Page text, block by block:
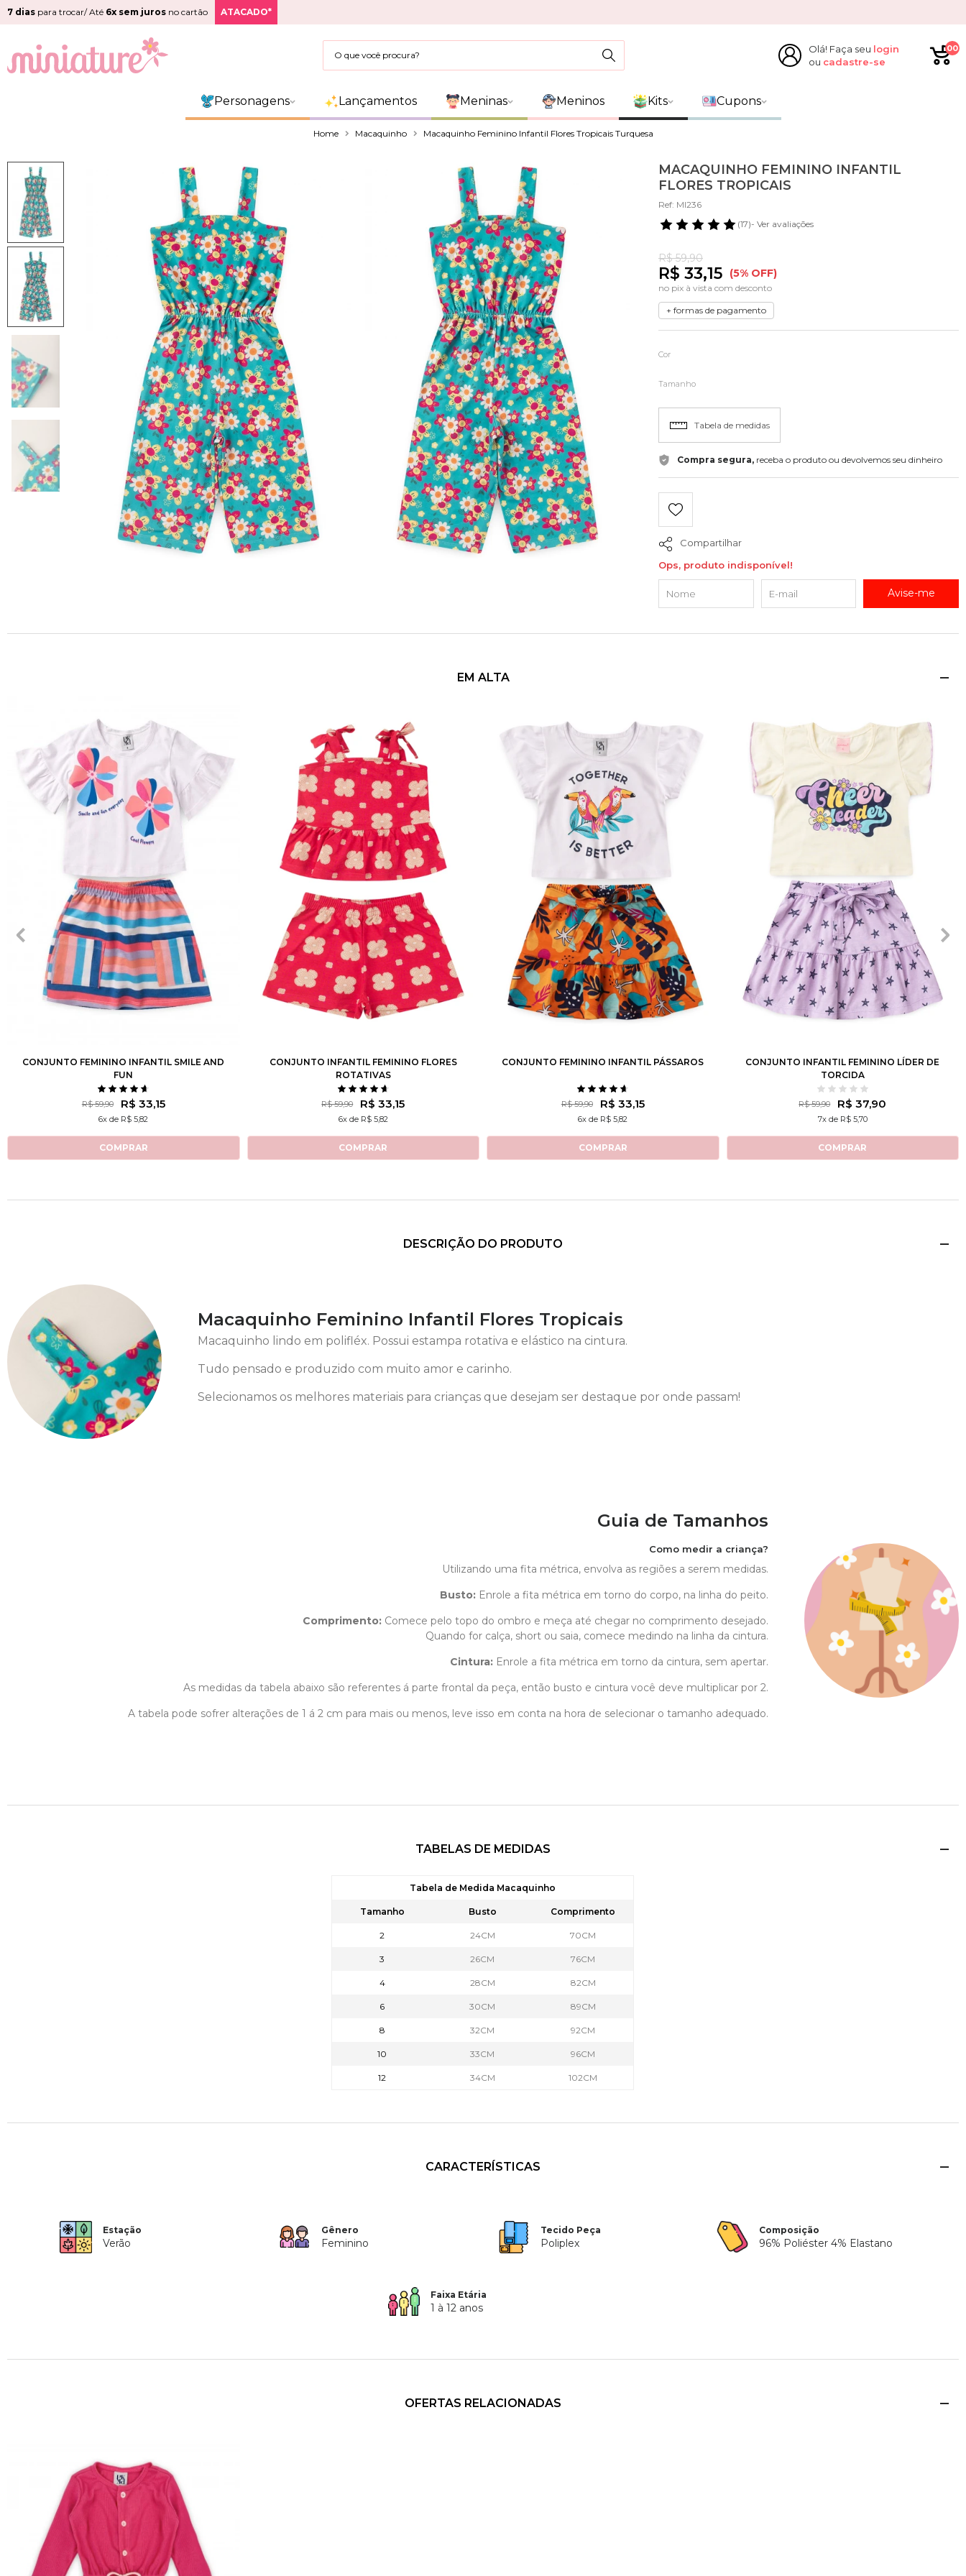
7 dias para trocar/ Até 6x sem juros no cartão ATACADO*
Olá! Faça seu login
ou cadastre-se
00
Personagens Lançamentos Meninas Meninos Kits Cupons
Home Macaquinho Macaquinho Feminino Infantil Flores Tropicais Turquesa
MACAQUINHO FEMININO INFANTIL
FLORES TROPICAIS
Ref: MI236
(17)- Ver avaliações
R$ 59,90
R$ 33,15 (5% OFF)
no pix à vista com desconto
+ formas de pagamento
Cor
Tamanho
Tabela de medidas
Compra segura, receba o produto ou devolvemos seu dinheiro
Compartilhar
Ops, produto indisponível!
Avise-me
EM ALTA
CONJUNTO FEMININO INFANTIL SMILE AND
FUN
R$ 59,90 R$ 33,15
6x de R$ 5,82
COMPRAR
CONJUNTO INFANTIL FEMININO FLORES
ROTATIVAS
R$ 59,90 R$ 33,15
6x de R$ 5,82
COMPRAR
CONJUNTO FEMININO INFANTIL PÁSSAROS
R$ 59,90 R$ 33,15
6x de R$ 5,82
COMPRAR
CONJUNTO INFANTIL FEMININO LÍDER DE
TORCIDA
R$ 59,90 R$ 37,90
7x de R$ 5,70
COMPRAR
DESCRIÇÃO DO PRODUTO
Macaquinho Feminino Infantil Flores Tropicais
Macaquinho lindo em polifléx. Possui estampa rotativa e elástico na cintura.
Tudo pensado e produzido com muito amor e carinho.
Selecionamos os melhores materiais para crianças que desejam ser destaque por onde passam!
Guia de Tamanhos
Como medir a criança?
Utilizando uma fita métrica, envolva as regiões a serem medidas.
Busto: Enrole a fita métrica em torno do corpo, na linha do peito.
Comprimento: Comece pelo topo do ombro e meça até chegar no comprimento desejado.
Quando for calça, short ou saia, comece medindo na linha da cintura.
Cintura: Enrole a fita métrica em torno da cintura, sem apertar.
As medidas da tabela abaixo são referentes á parte frontal da peça, então busto e cintura você deve multiplicar por 2.
A tabela pode sofrer alterações de 1 á 2 cm para mais ou menos, leve isso em conta na hora de selecionar o tamanho adequado.
TABELAS DE MEDIDAS
Tabela de Medida Macaquinho
Tamanho Busto Comprimento
2 24CM 70CM
3 26CM 76CM
4 28CM 82CM
6 30CM 89CM
8 32CM 92CM
10 33CM 96CM
12 34CM 102CM
CARACTERÍSTICAS
Estação
Verão
Gênero
Feminino
Tecido Peça
Poliplex
Composição
96% Poliéster 4% Elastano
Faixa Etária
1 à 12 anos
OFERTAS RELACIONADAS